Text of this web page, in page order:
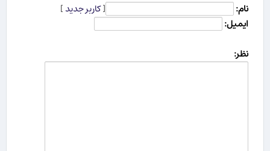
نام: [کاربر جدید]
ایمیل:
نظر: